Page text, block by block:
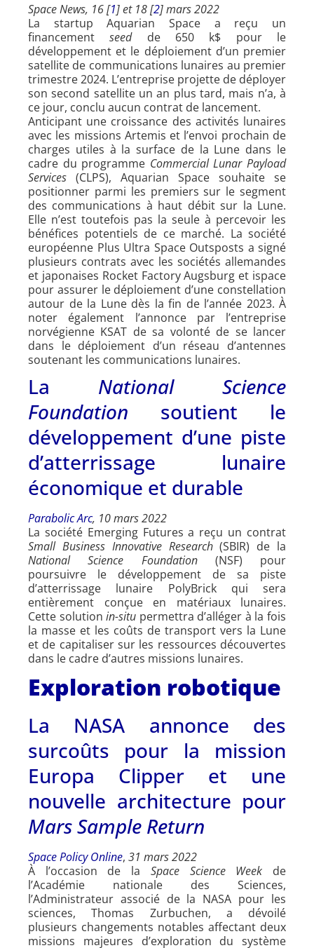
Space News, 16 [1] et 18 [2] mars 2022
La startup Aquarian Space a reçu un
financementseedde 650 k$ pour le
développement et le déploiement d’un premier
satellite de communications lunaires au premier
trimestre 2024. L’entreprise projette de déployer
son second satellite un an plus tard, mais n’a, à
ce jour, conclu aucun contrat de lancement.
Anticipant une croissance des activités lunaires
avec les missions Artemis et l’envoi prochain de
charges utiles à la surface de la Lune dans le
cadre du programme Commercial Lunar Payload
Services (CLPS), Aquarian Space souhaite se
positionner parmi les premiers sur le segment
des communications à haut débit sur la Lune.
Elle n’est toutefois pas la seule à percevoir les
bénéfices potentiels de ce marché. La société
européenne Plus Ultra Space Outsposts a signé
plusieurs contrats avec les sociétés allemandes
et japonaises Rocket Factory Augsburg et ispace
pour assurer le déploiement d’une constellation
autour de la Lune dès la fin de l’année 2023. À
noter également l’annonce par l’entreprise
norvégienne KSAT de sa volonté de se lancer
dans le déploiement d’un réseau d’antennes
soutenant les communications lunaires.
La National Science
Foundation soutient le
développement d’une piste
d’atterrissage lunaire
économique et durable
Parabolic Arc, 10 mars 2022
La société Emerging Futures a reçu un contrat
Small Business Innovative Research(SBIR) de la
National Science Foundation(NSF) pour
poursuivre le développement de sa piste
d’atterrissage lunaire PolyBrick qui sera
entièrement conçue en matériaux lunaires.
Cette solutionin-situ permettra d’alléger à la fois
la masse et les coûts de transport vers la Lune
et de capitaliser sur les ressources découvertes
dans le cadre d’autres missions lunaires.
Exploration robotique
La NASA annonce des
surcoûts pour la mission
Europa Clipper et une
nouvelle architecture pour
Mars Sample Return
Space Policy Online, 31 mars 2022
À l’occasion de la Space Science Week de
l’Académie nationale des Sciences,
l’Administrateur associé de la NASA pour les
sciences, Thomas Zurbuchen, a dévoilé
plusieurs changements notables affectant deux
missions majeures d’exploration du système